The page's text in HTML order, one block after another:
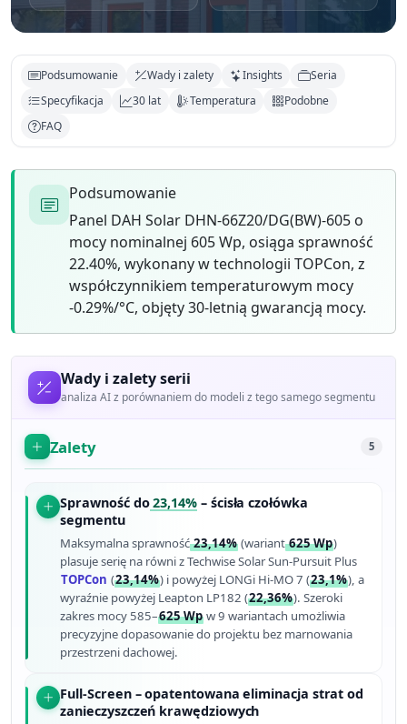
Podsumowanie Wady i zalety Insights
Seria
Specyfikacja
30 lat Temperatura
Podobne
FAQ
Podsumowanie
Panel DAH Solar DHN-66Z20/DG(BW)-605 o
mocy nominalnej 605 Wp, osiąga sprawność
22.40%, wykonany w technologii TOPCon, z
współczynnikiem temperaturowym mocy
-0.29%/°C, objęty 30-letnią gwarancją mocy.
Wady i zalety serii
analiza AI z porównaniem do modeli z tego samego segmentu
Zalety 5
Sprawność do23,14% – ścisła czołówka
segmentu
Maksymalna sprawność23,14% (wariant625 Wp)
plasuje serię na równi z Techwise Solar Sun-Pursuit Plus
TOPCon (23,14%) i powyżej LONGi Hi-MO 7 (23,1%), a
wyraźnie powyżej Leapton LP182 (22,36%). Szeroki
zakres mocy 585–625 Wp w 9 wariantach umożliwia
precyzyjne dopasowanie do projektu bez marnowania
przestrzeni dachowej.
Full-Screen – opatentowana eliminacja strat od
zanieczyszczeń krawędziowych